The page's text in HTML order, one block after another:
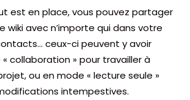
est en place, vous pouvez partager
wiki avec n’importe qui dans votre
ceux-ci peuvent y avoir
collaboration » pour travailler à
ou en mode « lecture seule »
intempestives.